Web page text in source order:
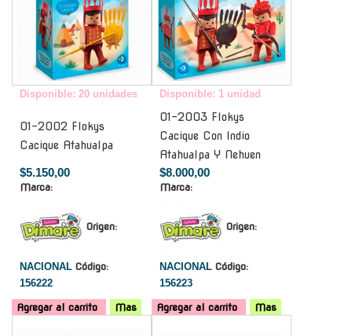
Disponible: 20 unidades
01-2002 Flokys
Cacique Atahualpa
$5.150,00
Marca:
Origen:
NACIONAL Código:
156222
Agregar al carrito Mas
Disponible: 1 unidad
01-2003 Flokys
Cacique Con Indio
Atahualpa Y Nehuen
$8.000,00
Marca:
Origen:
NACIONAL Código:
156223
Agregar al carrito
Mas